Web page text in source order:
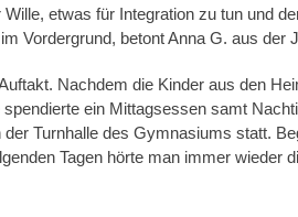
etwas für Integration zu tun und
Vordergrund, betont Anna G. aus der
Nachdem die Kinder aus den
ein Mittagsessen samt
Turnhalle des Gymnasiums statt.
Tagen hörte man immer wieder